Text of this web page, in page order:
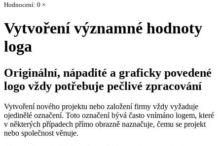
Hodnocení: 0 ×
Vytvoření významné hodnoty
loga
Originální, nápadité a graficky povedené
logo vždy potřebuje pečlivé zpracování
Vytvoření nového projektu nebo založení firmy vždy vyžaduje
ojedinělé označení. Toto označení bývá často vnímáno logem, které
v některých případech přímo obrazně naznačuje, čemu se projekt
nebo společnost věnuje.